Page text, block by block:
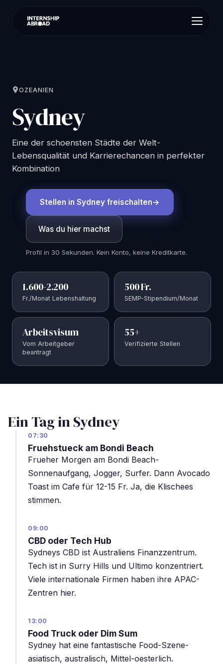
OZEANIEN
Sydney
Eine der schoensten Städte der Welt-
Lebensqualität und Karrierechancen in perfekter
Kombination
Stellen in Sydney freischalten
Was du hier machst
Profil in 30 Sekunden. Kein Konto, keine Kreditkarte.
1.600-2.200
Fr./Monat Lebenshaltung
500 Fr.
SEMP-Stipendium/Monat
Arbeitsvisum
Vom Arbeitgeber
beantragt
55+
Verifizierte Stellen
Ein Tag in Sydney
07:30
Fruehstueck am Bondi Beach
Frueher Morgen am Bondi Beach-
Sonnenaufgang, Jogger, Surfer. Dann Avocado
Toast im Cafe für 12-15 Fr. Ja, die Klischees
stimmen.
09:00
CBD oder Tech Hub
Sydneys CBD ist Australiens Finanzzentrum.
Tech ist in Surry Hills und Ultimo konzentriert.
Viele internationale Firmen haben ihre APAC-
Zentren hier.
13:00
Food Truck oder Dim Sum
Sydney hat eine fantastische Food-Szene-
asiatisch, australisch, Mittel-oesterlich.